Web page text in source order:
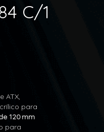
C/1
ATX,
para
120 mm
para